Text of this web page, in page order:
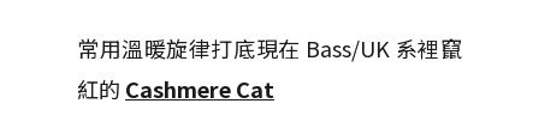
常用溫暖旋律打底現在 Bass/UK 系裡竄
紅的 Cashmere Cat